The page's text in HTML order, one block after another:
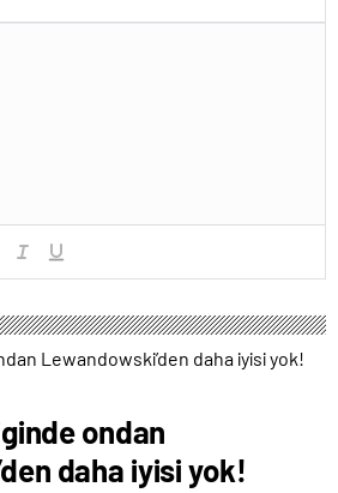
ondan
daha iyisi yok!